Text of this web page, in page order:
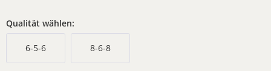
Qualität wählen:
6-5-6 8-6-8